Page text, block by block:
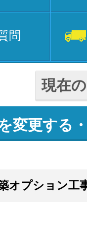
問
現在
変更する
オプション工